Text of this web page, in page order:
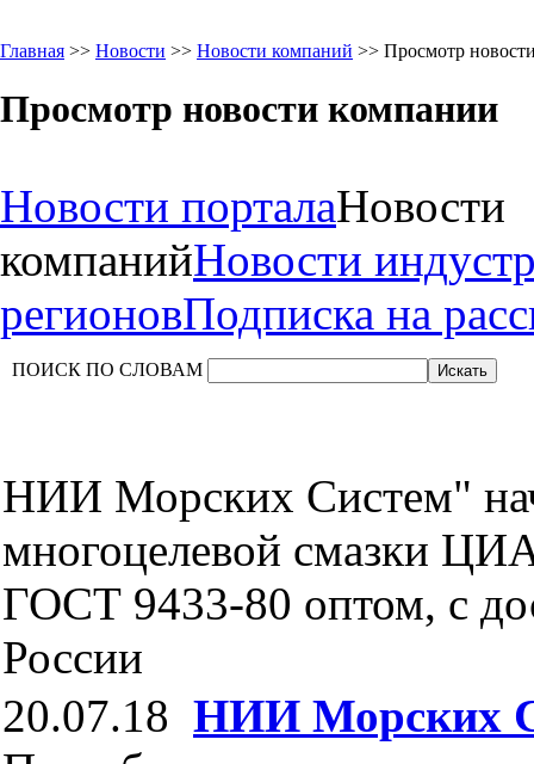
Главная >> Новости >> Новости компаний >> Просмотр
Просмотр новости компании
Новости порталаНовости
компанийНовости
регионовПодписка на
ПОИСК ПО СЛОВАМ
НИИ Морских Систем"
многоцелевой смазки
ГОСТ 9433-80 оптом, с
России
20.07.18 НИИ Морских